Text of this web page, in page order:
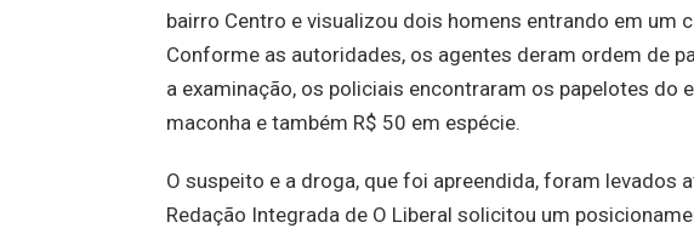
bairro Centro e visualizou dois homens entrando em um
Conforme as autoridades, os agentes deram ordem de
a examinação, os policiais encontraram os papelotes do
maconha e também R$ 50 em espécie.
O suspeito e a droga, que foi apreendida, foram levados
Redação Integrada de O Liberal solicitou um